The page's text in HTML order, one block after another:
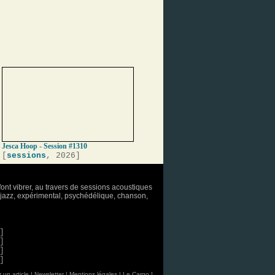
Jesca Hoop - Session #1310
[ sessions , 2026]
vibrer, au travers de sessions acoustiques
expérimental, psychédélique, chanson,